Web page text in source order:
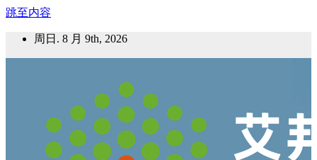
跳至内容
周日. 8 月 9th, 2026